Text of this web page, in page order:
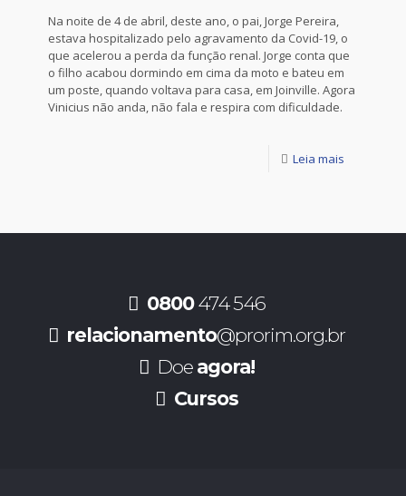
Na noite de 4 de abril, deste ano, o pai, Jorge Pereira,
estava hospitalizado pelo agravamento da Covid-19, o
que acelerou a perda da função renal. Jorge conta que
o filho acabou dormindo em cima da moto e bateu em
um poste, quando voltava para casa, em Joinville. Agora
Vinicius não anda, não fala e respira com dificuldade.
Leia mais
0800474 546
relacionamento@prorim.org.br
Doe agora!
Cursos